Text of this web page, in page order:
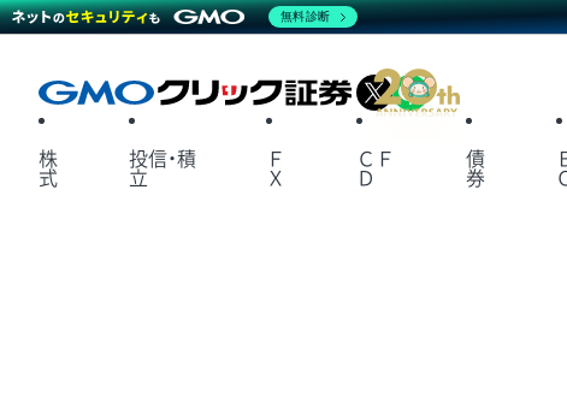
X
株
式
投信・積
立
Ｆ
Ｘ
ＣＦ
Ｄ
債
券
無料診断